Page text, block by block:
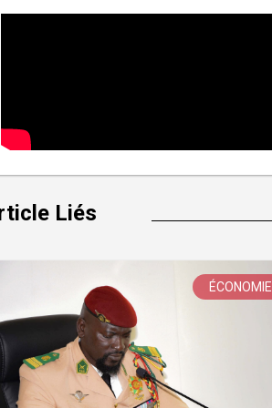
Liés
ÉCONOMIE